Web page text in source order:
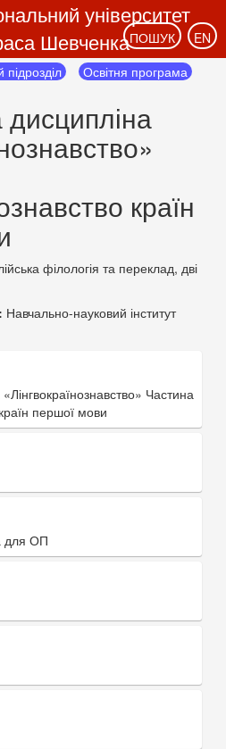
університет
ШевченкаПОШУК
EN
підрозділ Освітня програма
країн
філологія та переклад, дві
Навчально-науковий інститут
Частина
першої мови
для ОП